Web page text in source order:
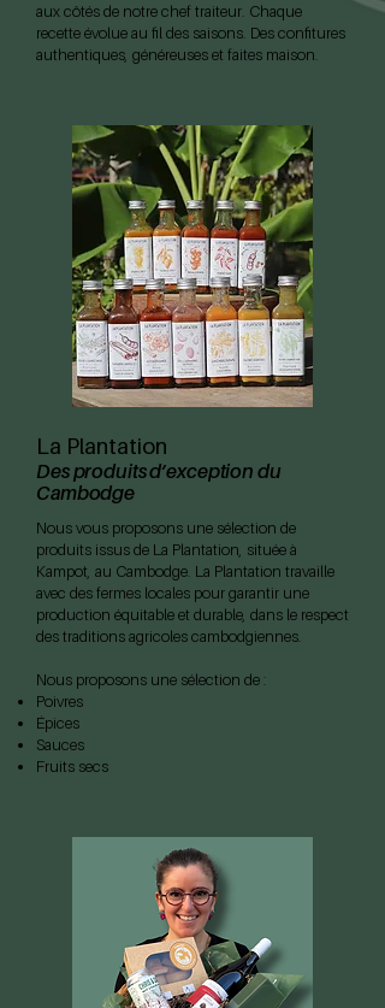
aux côtés de notre chef traiteur. Chaque
recette évolue au fil des saisons. Des confitures
authentiques, généreuses et faites maison.
La Plantation
Des produits d’exception du
Cambodge
Nous vous proposons une sélection de
produits issus de La Plantation, située à
Kampot, au Cambodge. La Plantation travaille
avec des fermes locales pour garantir une
production équitable et durable, dans le respect
des traditions agricoles cambodgiennes.
Nous proposons une sélection de :
Poivres
Épices
Sauces
Fruits secs